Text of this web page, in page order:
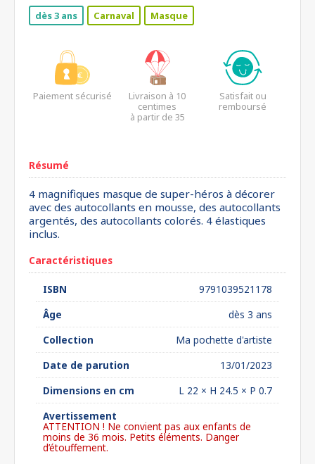
dès 3 ans Carnaval Masque
Paiement sécurisé
Livraison à 10
centimes
à partir de 35
Satisfait ou
remboursé
Résumé
4 magnifiques masque de super-héros à décorer
avec des autocollants en mousse, des autocollants
argentés, des autocollants colorés. 4 élastiques
inclus.
Caractéristiques
ISBN
9791039521178
Âge
dès 3 ans
Collection
Ma pochette d'artiste
Date de parution
13/01/2023
Dimensions en cm
L 22 × H 24.5 × P 0.7
Avertissement
ATTENTION ! Ne convient pas aux enfants de
moins de 36 mois. Petits éléments. Danger
d’étouffement.